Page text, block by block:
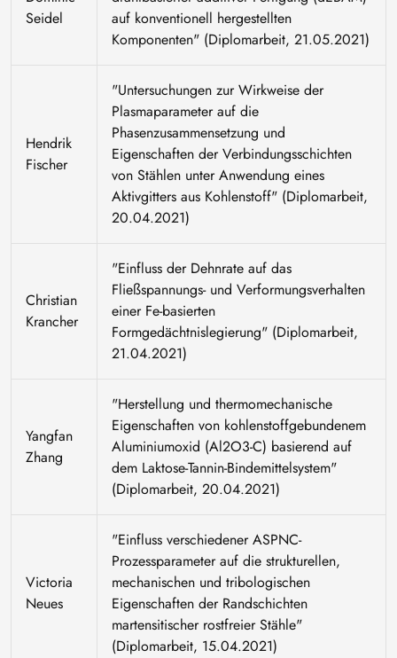
Seidel
auf konventionell hergestellten
Komponenten" (Diplomarbeit, 21.05.2021)
Hendrik
Fischer
"Untersuchungen zur Wirkweise der
Plasmaparameter auf die
Phasenzusammensetzung und
Eigenschaften der Verbindungsschichten
von Stählen unter Anwendung eines
Aktivgitters aus Kohlenstoff" (Diplomarbeit,
20.04.2021)
Christian
Krancher
"Einfluss der Dehnrate auf das
Fließspannungs- und Verformungsverhalten
einer Fe-basierten
Formgedächtnislegierung" (Diplomarbeit,
21.04.2021)
Yangfan
Zhang
"Herstellung und thermomechanische
Eigenschaften von kohlenstoffgebundenem
Aluminiumoxid (Al2O3-C) basierend auf
dem Laktose-Tannin-Bindemittelsystem"
(Diplomarbeit, 20.04.2021)
Victoria
Neues
"Einfluss verschiedener ASPNC-
Prozessparameter auf die strukturellen,
mechanischen und tribologischen
Eigenschaften der Randschichten
martensitischer rostfreier Stähle"
(Diplomarbeit, 15.04.2021)